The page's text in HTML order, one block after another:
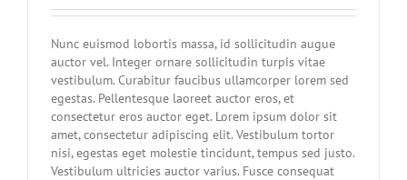
Nunc euismod lobortis massa, id sollicitudin augue
auctor vel. Integer ornare sollicitudin turpis vitae
vestibulum. Curabitur faucibus ullamcorper lorem sed
egestas. Pellentesque laoreet auctor eros, et
consectetur eros auctor eget. Lorem ipsum dolor sit
amet, consectetur adipiscing elit. Vestibulum tortor
nisi, egestas eget molestie tincidunt, tempus sed justo.
Vestibulum ultricies auctor varius. Fusce consequat